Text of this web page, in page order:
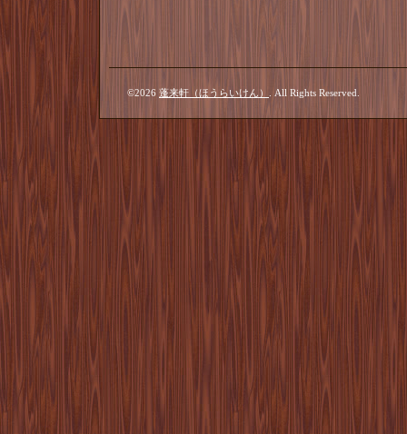
©2026 蓬来軒（ほうらいけん） . All Rights Reserved.